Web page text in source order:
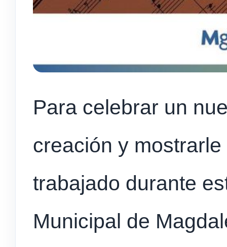
Para celebrar un
creación y
trabajado durante
Municipal de